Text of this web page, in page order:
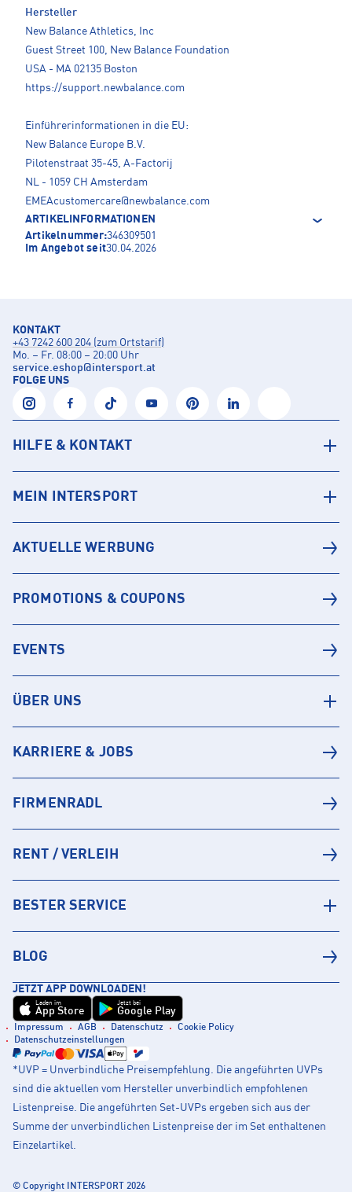
Hersteller
New Balance Athletics, Inc
Guest Street 100, New Balance Foundation
USA - MA 02135 Boston
https://support.newbalance.com
Einführerinformationen in die EU:
New Balance Europe B.V.
Pilotenstraat 35-45, A-Factorij
NL - 1059 CH Amsterdam
EMEAcustomercare@newbalance.com
ARTIKELINFORMATIONEN
Artikelnummer:346309501
Im Angebot seit30.04.2026
KONTAKT
+43 7242 600 204 (zum Ortstarif)
Mo. – Fr. 08:00 – 20:00 Uhr
service.eshop@intersport.at
FOLGE UNS
HILFE & KONTAKT
MEIN INTERSPORT
AKTUELLE WERBUNG
PROMOTIONS & COUPONS
EVENTS
ÜBER UNS
KARRIERE & JOBS
FIRMENRADL
RENT / VERLEIH
BESTER SERVICE
BLOG
JETZT APP DOWNLOADEN!
Laden im
App Store
Jetzt bei
Google Play
Impressum AGB Datenschutz
Cookie Policy
Datenschutzeinstellungen
*UVP = Unverbindliche Preisempfehlung. Die angeführten UVPs
sind die aktuellen vom Hersteller unverbindlich empfohlenen
Listenpreise. Die angeführten Set-UVPs ergeben sich aus der
Summe der unverbindlichen Listenpreise der im Set enthaltenen
Einzelartikel.
© Copyright INTERSPORT 2026